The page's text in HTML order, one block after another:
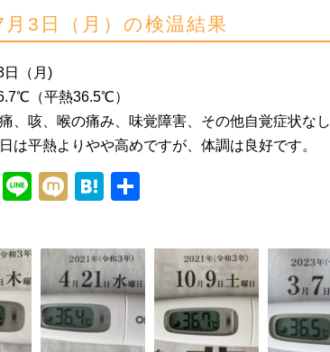
3日（月）の検温結果
日（月)
（平熱36.5℃）
痛、咳、喉の痛み、味覚障害、その他自覚症状なし
日は平熱よりやや高めですが、体調は良好です。
Twitter
LineMixiHatena